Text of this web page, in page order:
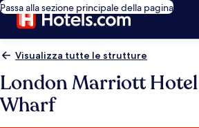
Passa alla sezione principale della pagina
Visualizza tutte le strutture
London Marriott
Wharf